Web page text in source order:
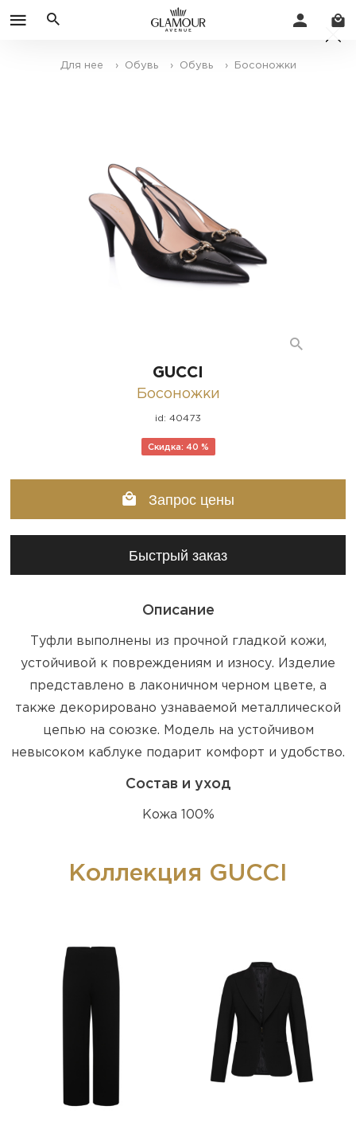
Для нее › Обувь › Обувь › Босоножки
GUCCI
Босоножки
id: 40473
Скидка: 40 %
Запрос цены
Быстрый заказ
Описание
Туфли выполнены из прочной гладкой кожи,
устойчивой к повреждениям и износу. Изделие
представлено в лаконичном черном цвете, а
также декорировано узнаваемой металлической
цепью на союзке. Модель на устойчивом
невысоком каблуке подарит комфорт и удобство.
Состав и уход
Кожа 100%
Коллекция GUCCI